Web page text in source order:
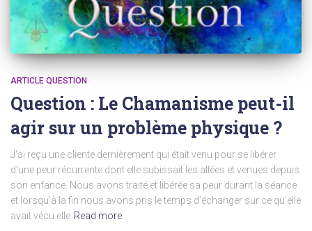
ARTICLE QUESTION
Question : Le Chamanisme peut-il
agir sur un problème physique ?
J’ai reçu une cliente dernièrement qui était venu pour se libérer
d’une peur récurrente dont elle subissait les allées et venues depuis
son enfance. Nous avons traité et libérée sa peur durant la séance
et lorsqu’à la fin nous avons pris le temps d’échanger sur ce qu’elle
avait vécu elle Read more